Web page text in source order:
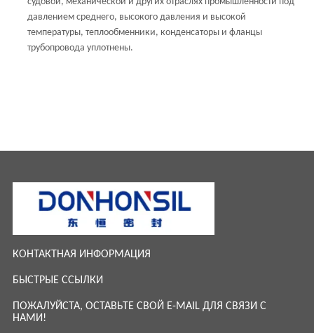
давлением среднего, высокого давления и высокой
температуры, теплообменники, конденсаторы и фланцы
трубопровода уплотнены.
КОНТАКТНАЯ ИНФОРМАЦИЯ
БЫСТРЫЕ ССЫЛКИ
ПОЖАЛУЙСТА, ОСТАВЬТЕ СВОЙ E-MAIL ДЛЯ СВЯЗИ С
НАМИ!